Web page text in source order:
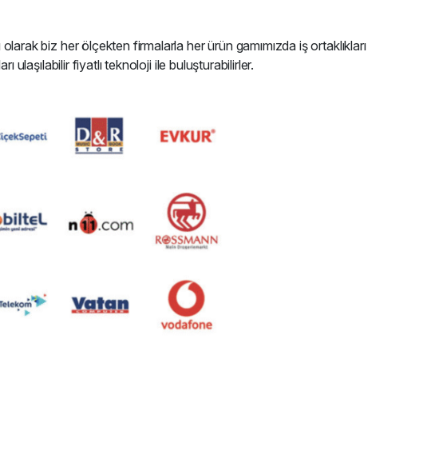
biz her ölçekten firmalarla her ürün gamımızda iş ortaklıkları
ulaşılabilir fiyatlı teknoloji ile buluşturabilirler.